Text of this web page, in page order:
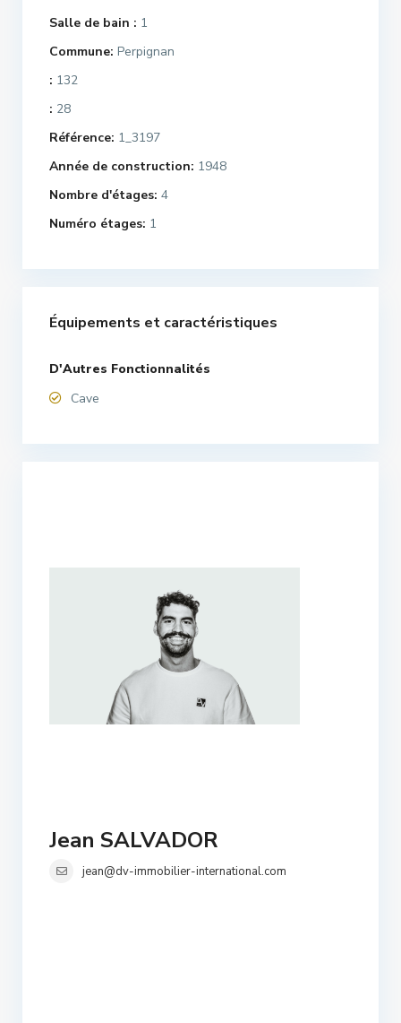
Salle de bain : 1
Commune: Perpignan
: 132
: 28
Référence: 1_3197
Année de construction: 1948
Nombre d'étages: 4
Numéro étages: 1
Équipements et caractéristiques
D'Autres Fonctionnalités
Cave
Jean SALVADOR
jean@dv-immobilier-international.com